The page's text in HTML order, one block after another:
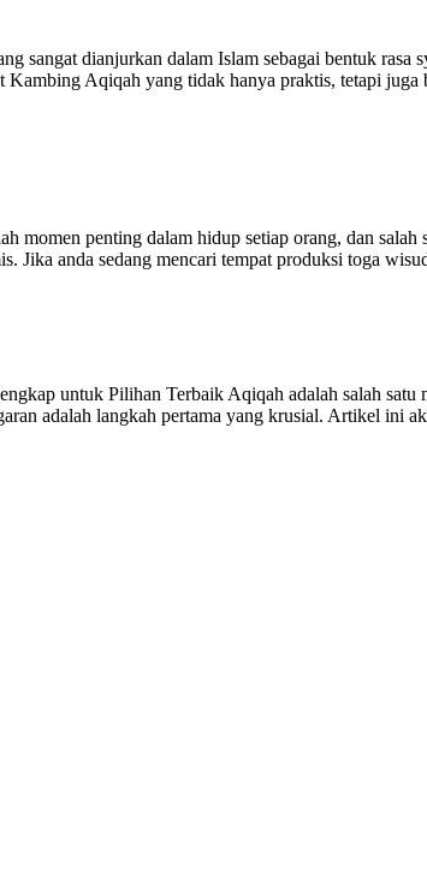
sangat dianjurkan dalam Islam sebagai bentuk rasa
Aqiqah yang tidak hanya praktis, tetapi
momen penting dalam hidup setiap orang, dan salah
Jika anda sedang mencari tempat produksi toga
untuk Pilihan Terbaik Aqiqah adalah salah satu
adalah langkah pertama yang krusial. Artikel ini